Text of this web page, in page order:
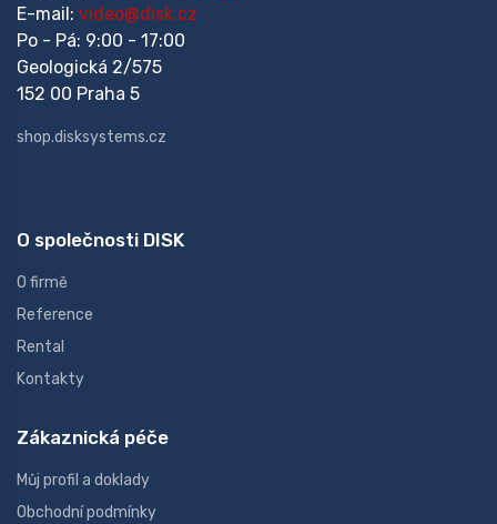
E-mail: video@disk.cz
Po - Pá: 9:00 - 17:00
Geologická 2/575
152 00 Praha 5
shop.disksystems.cz
O společnosti DISK
O firmě
Reference
Rental
Kontakty
Zákaznická péče
Můj profil a doklady
Obchodní podmínky